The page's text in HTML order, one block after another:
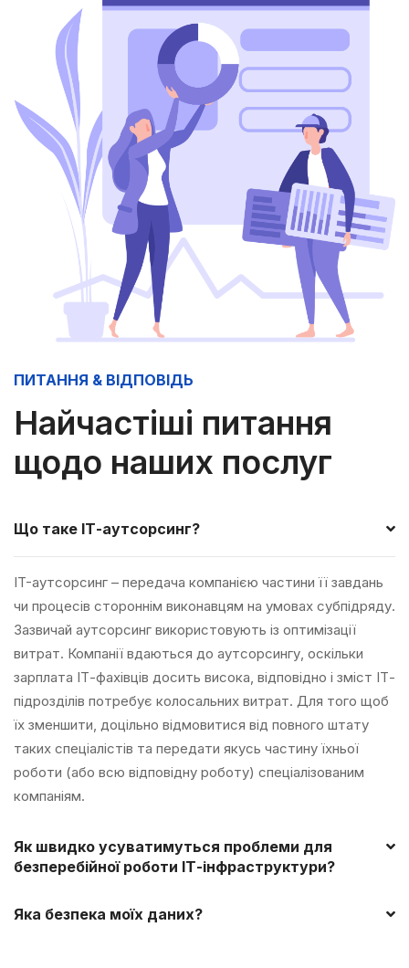
ПИТАННЯ & ВІДПОВІДЬ
Найчастіші питання
щодо наших послуг
Що таке ІТ-аутсорсинг?
IT-аутсорсинг – передача компанією частини її завдань
чи процесів стороннім виконавцям на умовах субпідряду.
Зазвичай аутсорсинг використовують із оптимізації
витрат. Компанії вдаються до аутсорсингу, оскільки
зарплата ІТ-фахівців досить висока, відповідно і зміст ІТ-
підрозділів потребує колосальних витрат. Для того щоб
їх зменшити, доцільно відмовитися від повного штату
таких спеціалістів та передати якусь частину їхньої
роботи (або всю відповідну роботу) спеціалізованим
компаніям.
Як швидко усуватимуться проблеми для
безперебійної роботи ІТ-інфраструктури?
Яка безпека моїх даних?